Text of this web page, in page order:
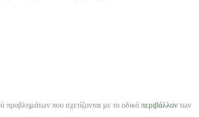
που σχετίζονται με το οδικό περιβάλλον των